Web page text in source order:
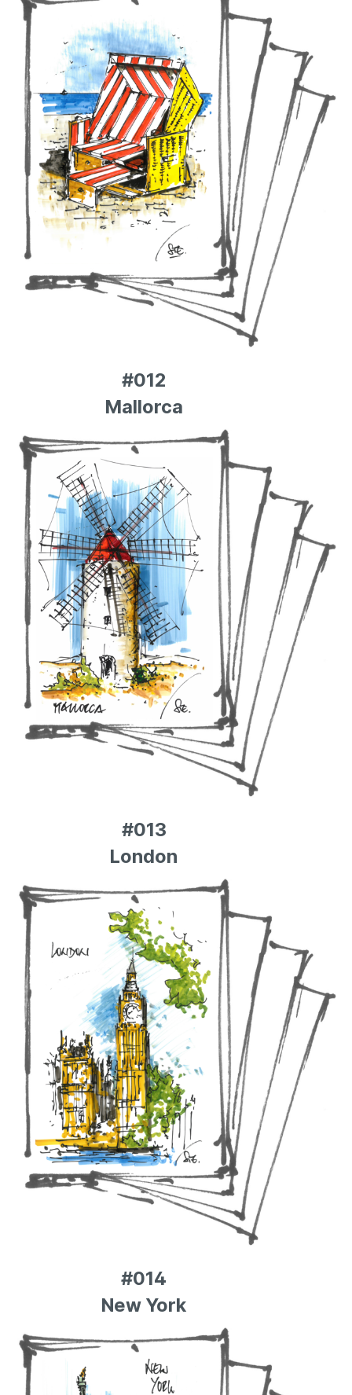
#012
Mallorca
#013
London
#014
New York